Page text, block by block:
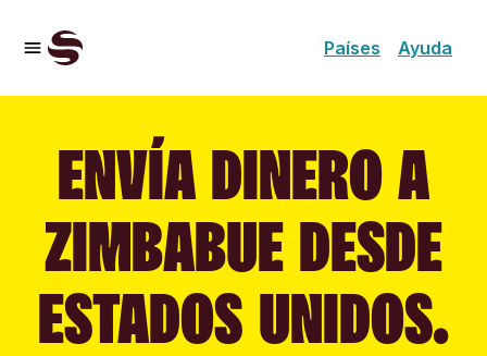
Países Ayuda
ENVÍA DINERO A
ZIMBABUE DESDE
ESTADOS UNIDOS.